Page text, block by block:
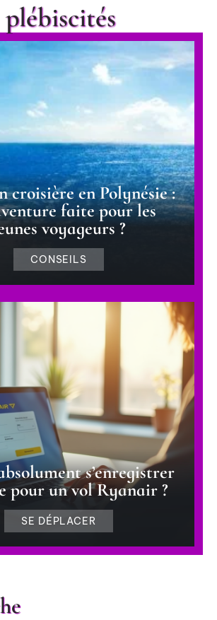
croisière en Polynésie :
faite pour les
voyageurs ?
CONSEILS
s’enregistrer
pour un vol Ryanair ?
SE DÉPLACER